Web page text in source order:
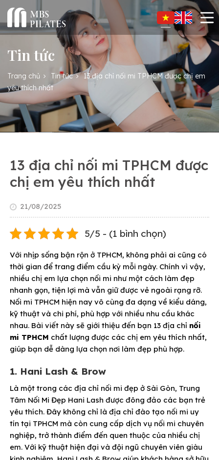
Tin tức
Trang chủ Tin tức
13 địa chỉ nối mi TPHCM được chị em
yêu thích nhất
13 địa chỉ nối mi TPHCM được
chị em yêu thích nhất
21/08/2025
5/5 - (1 bình chọn)
Với nhịp sống bận rộn ở TPHCM, không phải ai cũng có
thời gian để trang điểm cầu kỳ mỗi ngày. Chính vì vậy,
nhiều chị em lựa chọn nối mi như một cách làm đẹp
nhanh gọn, tiện lợi mà vẫn giữ được vẻ ngoài rạng rỡ.
Nối mi TPHCM hiện nay vô cùng đa dạng về kiểu dáng,
kỹ thuật và chi phí, phù hợp với nhiều nhu cầu khác
nhau. Bài viết này sẽ giới thiệu đến bạn 13 địa chỉ nối
mi TPHCM chất lượng được các chị em yêu thích nhất,
giúp bạn dễ dàng lựa chọn nơi làm đẹp phù hợp.
1. Hani Lash & Brow
Là một trong các địa chỉ nối mi đẹp ở Sài Gòn, Trung
Tâm Nối Mi Đẹp Hani Lash được đông đảo các bạn trẻ
yêu thích. Đây không chỉ là địa chỉ đào tạo nối mi uy
tín tại TPHCM mà còn cung cấp dịch vụ nối mi chuyên
nghiệp, trở thành điểm đến quen thuộc của nhiều chị
em. Với kỹ thuật hiện đại và đội ngũ chuyên viên giàu